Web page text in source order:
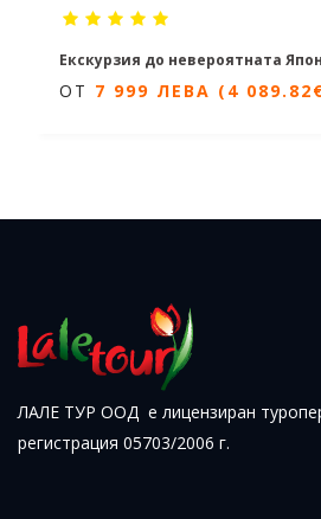
Екскурзия до невероятната
15 дни / 13 нощувки
ЧОВЕК
ОТ 7 999 ЛЕВА (4
ЛАЛЕ ТУР ООД е лицензиран
регистрация 05703/2006 г.